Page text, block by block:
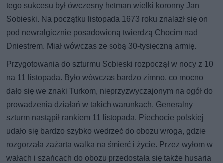
tego sukcesu był ówczesny hetman wielki koronny Jan
Sobieski. Na początku listopada 1673 roku znalazł się on
pod newralgicznie posadowioną twierdzą Chocim nad
Dniestrem. Miał wówczas ze sobą 30-tysięczną armię.
Przygotowania do szturmu Sobieski rozpoczął w nocy z 10
na 11 listopada. Było wówczas bardzo zimno, co mocno
dało się we znaki Turkom, nieprzyzwyczajonym na ogół do
prowadzenia działań w takich warunkach. Generalny
szturm nastąpił rankiem 11 listopada. Piechocie polskiej
udało się bardzo szybko wedrzeć do obozu wroga, gdzie
rozgorzała zażarta walka na śmierć i życie. Przez wyłom w
wałach i szańcach do obozu przedostała się także husaria